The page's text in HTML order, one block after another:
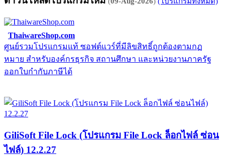
ThaiwareShop.com
ศูนย์รวมโปรแกรมแท้ ซอฟต์แวร์ที่มีลิขสิทธิ์ถูกต้องตามกฏ
หมาย สำหรับองค์กรธุรกิจ สถานศึกษา และหน่วยงานภาครัฐ
ออกใบกำกับภาษีได้
GiliSoft File Lock (โปรแกรม File Lock ล็อกไฟล์ ซ่อน
ไฟล์) 12.2.27